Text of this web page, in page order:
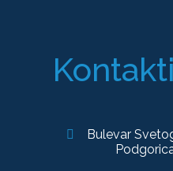
Bulevar